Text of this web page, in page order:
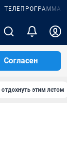
ТЕЛЕПРОГРАММА
Согласен
отдохнуть этим летом